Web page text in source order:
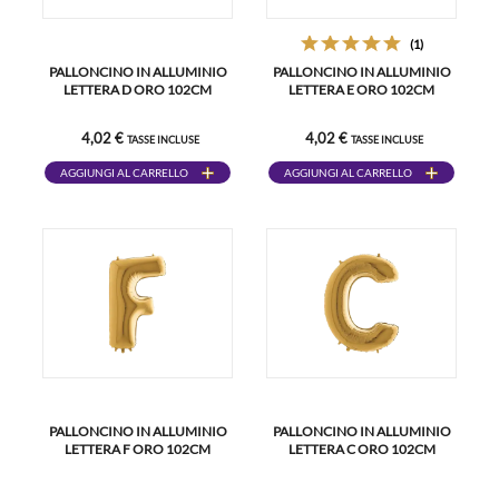
PALLONCINO IN ALLUMINIO
LETTERA D ORO 102CM
4,02 € TASSE INCLUSE
AGGIUNGI AL CARRELLO
(1)
PALLONCINO IN ALLUMINIO
LETTERA E ORO 102CM
4,02 € TASSE INCLUSE
AGGIUNGI AL CARRELLO
PALLONCINO IN ALLUMINIO
LETTERA F ORO 102CM
PALLONCINO IN ALLUMINIO
LETTERA C ORO 102CM